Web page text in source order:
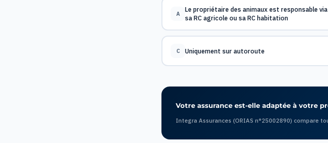
A
Le propriétaire des animaux est responsable via
sa RC agricole ou sa RC habitation
C Uniquement sur autoroute
Votre assurance est-elle adaptée à votre
Integra Assurances (ORIAS n°25002890) compare